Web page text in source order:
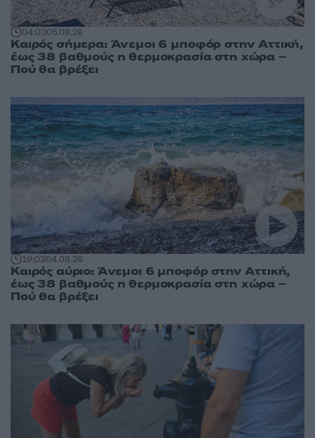
04:0305.08.26
Καιρός σήμερα: Άνεμοι 6 μποφόρ στην Αττική,
έως 38 βαθμούς η θερμοκρασία στη χώρα –
Πού θα βρέξει
19:0304.08.26
Καιρός αύριο: Άνεμοι 6 μποφόρ στην Αττική,
έως 38 βαθμούς η θερμοκρασία στη χώρα –
Πού θα βρέξει